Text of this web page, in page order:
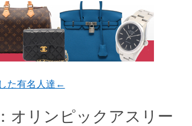
た有名人達←
オリンピックアスリー